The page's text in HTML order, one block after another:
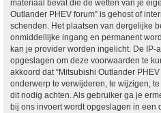
materiaal bevat die de wetten van je
Outlander PHEV forum” is gehost of
schenden. Het plaatsen van dergelijke
onmiddellijke ingang en permanent
kan je provider worden ingelicht. De
opgeslagen om deze voorwaarden te
akkoord dat “Mitsubishi Outlander
onderwerp te verwijderen, te wijzigen,
dit nodig achten. Als gebruiker ga je
bij ons invoert wordt opgeslagen in een